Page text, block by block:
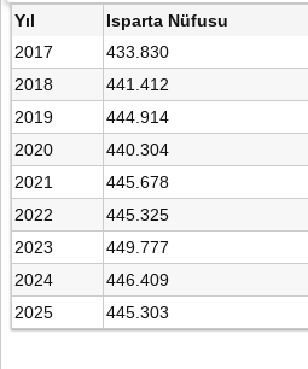
Yıl Isparta Nüfusu
2017
433.830
2018
441.412
2019
444.914
2020
440.304
2021
445.678
2022
445.325
2023
449.777
2024
446.409
2025
445.303